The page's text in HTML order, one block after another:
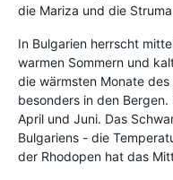
die Mariza und die
In Bulgarien herrscht
warmen Sommern und
die wärmsten Monate
besonders in den
April und Juni. Das
Bulgariens - die
der Rhodopen hat das